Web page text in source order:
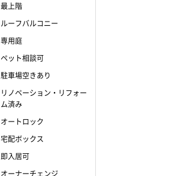
最上階
ルーフバルコニー
専用庭
ペット相談可
駐車場空きあり
リノベーション・リフォー
ム済み
オートロック
宅配ボックス
即入居可
オーナーチェンジ